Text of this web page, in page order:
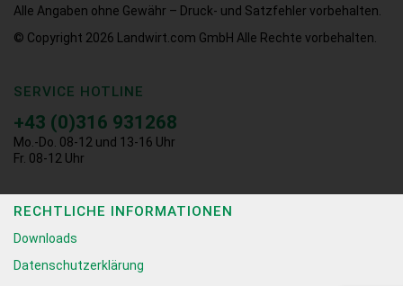
Alle Angaben ohne Gewähr – Druck- und Satzfehler vorbehalten.
© Copyright 2026
Landwirt.com GmbH Alle Rechte vorbehalten.
SERVICE HOTLINE
+43 (0)316 931268
Mo.-Do. 08-12 und 13-16 Uhr
Fr. 08-12 Uhr
RECHTLICHE INFORMATIONEN
Downloads
Datenschutzerklärung